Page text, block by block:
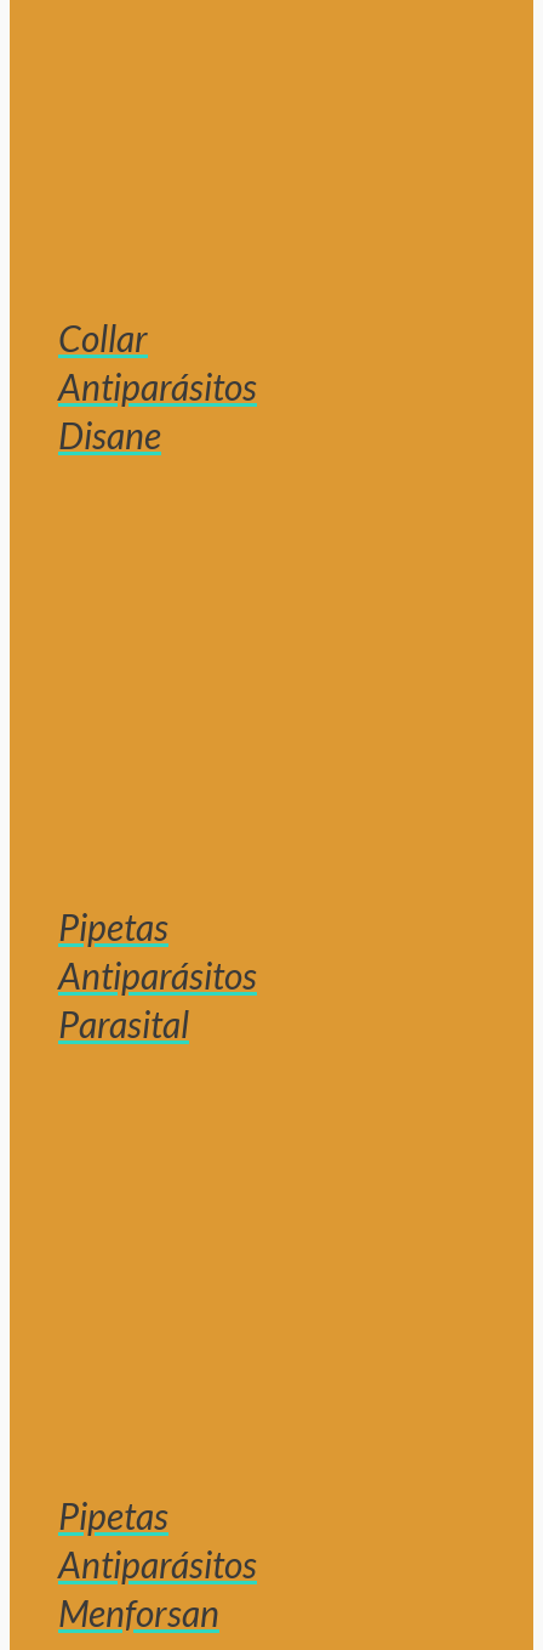
Collar
Antiparásitos
Disane
Pipetas
Antiparásitos
Parasital
Pipetas
Antiparásitos
Menforsan